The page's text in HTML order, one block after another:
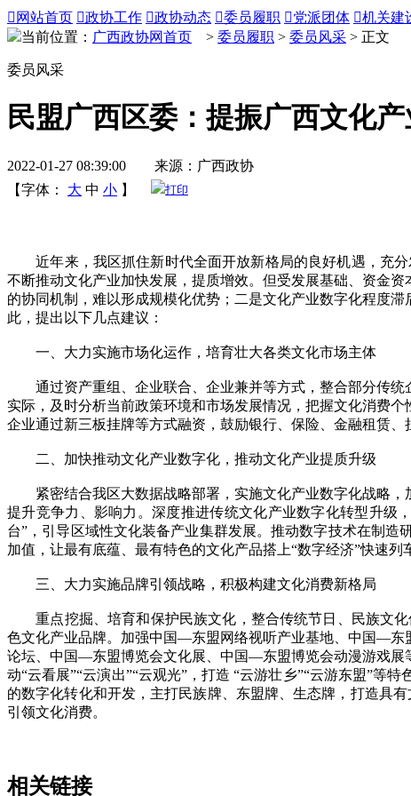
 网站首页 政协工作 政协动态 委员履职 党派团体 机关建
当前位置： 广西政协网首页 > 委员履职 > 委员风采 > 正文
委员风采
民盟广西区委：提振广西文化
2022-01-27 08:39:00 来源：广西政协
【字体：
大 中 小 】 打印
近年来，我区抓住新时代全面开放新格局的良好机遇，充分
不断推动文化产业加快发展，提质增效。但受发展基础、资金
的协同机制，难以形成规模化优势；二是文化产业数字化程度
此，提出以下几点建议：
一、大力实施市场化运作，培育壮大各类文化市场主体
通过资产重组、企业联合、企业兼并等方式，整合部分传统
实际，及时分析当前政策环境和市场发展情况，把握文化消费
企业通过新三板挂牌等方式融资，鼓励银行、保险、金融租赁
二、加快推动文化产业数字化，推动文化产业提质升级
紧密结合我区大数据战略部署，实施文化产业数字化战略，
提升竞争力、影响力。深度推进传统文化产业数字化转型升级
台”，引导区域性文化装备产业集群发展。推动数字技术在制
加值，让最有底蕴、最有特色的文化产品搭上“数字经济”快速列
三、大力实施品牌引领战略，积极构建文化消费新格局
重点挖掘、培育和保护民族文化，整合传统节日、民族文化
色文化产业品牌。加强中国—东盟网络视听产业基地、中国—东
论坛、中国—东盟博览会文化展、中国—东盟博览会动漫游戏展
动“云看展”“云演出”“云观光”，打造 “云游壮乡”“云游东盟”等
的数字化转化和开发，主打民族牌、东盟牌、生态牌，打造具
引领文化消费。
相关链接